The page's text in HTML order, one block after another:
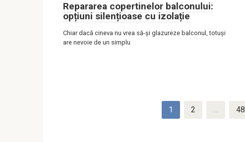
Repararea copertinelor balconului:
opțiuni silențioase cu izolație
Chiar dacă cineva nu vrea să-și glazureze balconul, totuși
are nevoie de un simplu
1 2 … 48